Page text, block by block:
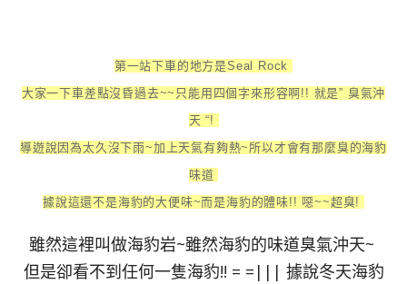
第一站下車的地方是Seal Rock
大家一下車差點沒昏過去~~只能用四個字來形容啊!! 就是” 臭氣沖
天 “!
導遊說因為太久沒下雨~加上天氣有夠熱~所以才會有那麼臭的海豹
味道
據說這還不是海豹的大便味~而是海豹的體味!! 噁~~超臭!
雖然這裡叫做海豹岩~雖然海豹的味道臭氣沖天~
但是卻看不到任何一隻海豹!! = =||| 據說冬天海豹